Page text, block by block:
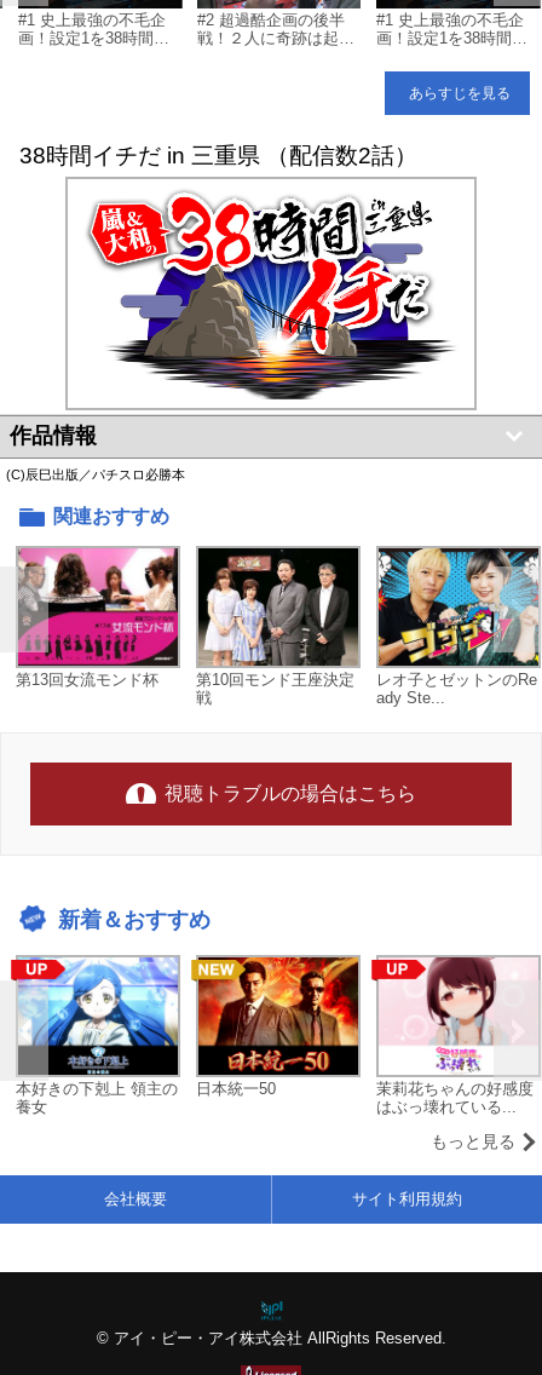
#1 史上最強の不毛企
画！設定1を38時間打
#2 超過酷企画の後半
戦！２人に奇跡は起こ
#1 史上最強の不毛企
画！設定1を38時間打
あらすじを見る
38時間イチだ in 三重県 （配信数2話）
作品情報
(C)辰巳出版／パチスロ必勝本
関連おすすめ
第13回女流モンド杯
第10回モンド王座決定
戦
レオ子とゼットンのRe
ady Ste...
視聴トラブルの場合はこちら
新着＆おすすめ
本好きの下剋上 領主の
養女
日本統一50
茉莉花ちゃんの好感度
はぶっ壊れている...
もっと見る
© アイ・ピー・アイ株式会社 AllRights Reserved.
会社概要 サイト利用規約